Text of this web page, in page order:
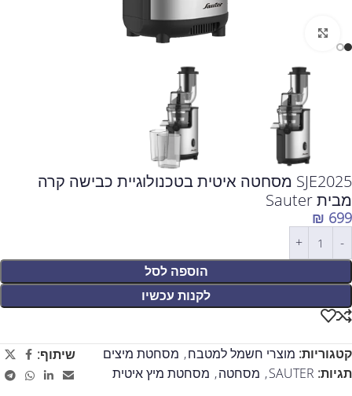
SJE2025 מסחטה איטית בטכנולוגיית כבישה קרה
מבית Sauter
₪ 699
הוספה לסל
לקנות עכשיו
קטגוריות: מוצרי חשמל למטבח, מסחטת מיצים
תגיות: SAUTER
, מסחטה, מסחטת מיץ איטית
שיתוף: